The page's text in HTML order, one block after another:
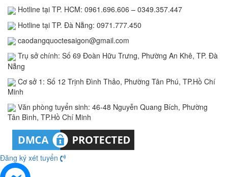
Hotline tại TP. HCM: 0961.696.606 – 0349.357.447
Hotline tại TP. Đà Nẵng: 0971.777.450
caodangquoctesaigon@gmail.com
Trụ sở chính: Số 69 Đoàn Hữu Trưng, Phường An Khê, TP. Đà
Nẵng
Cơ sở 1: Số 12 Trịnh Đình Thảo, Phường Tân Phú, TP.Hồ Chí
Minh
Văn phòng tuyển sinh: 46-48 Nguyễn Quang Bích, Phường
Tân Bình, TP.Hồ Chí Minh
Đăng ký xét tuyển